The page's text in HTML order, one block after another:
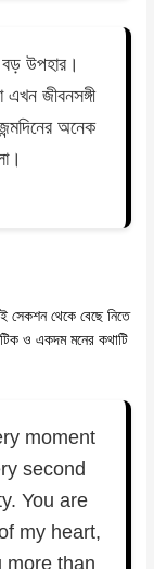
বড় উপহার।
জীবনসঙ্গী
অনেক
সেকশন থেকে বেছে নিতে
ও একদম মনের কথাটি
moment
second
You are
my heart,
more than